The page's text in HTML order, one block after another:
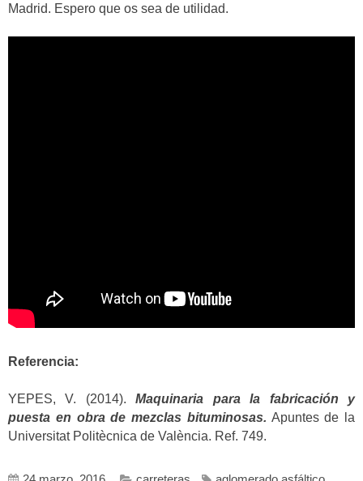
Madrid. Espero que os sea de utilidad.
Referencia:
YEPES, V. (2014).Maquinaria para la fabricación y
puesta en obra de mezclas bituminosas. Apuntes de la
Universitat Politècnica de València. Ref. 749.